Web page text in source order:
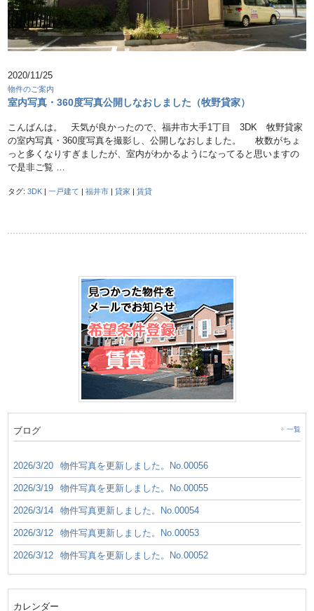
2020/11/25
物件のご案内
室内写真・360度写真公開しなおしました（牧野貸家）
こんばんは。 天気が良かったので、福井市大手1丁目 3DK 牧野貸家
の室内写真・360度写真を撮影し、公開しなおしました。 枚数がちょ
っと多くなりすぎましたが、室内がわかるようになってると思いますの
で是非ご覧 …
タグ:3DK |一戸建て |福井市 |貸家 |賃貸
ブログ 一覧
2026/3/20 物件写真を更新しました。No.00056
2026/3/19 物件写真を更新しました。No.00055
2026/3/14 物件写真更新しました。No.00054
2026/3/12 物件写真更新しました。No.00053
2026/3/12 物件写真を更新しました。No.00052
カレンダー